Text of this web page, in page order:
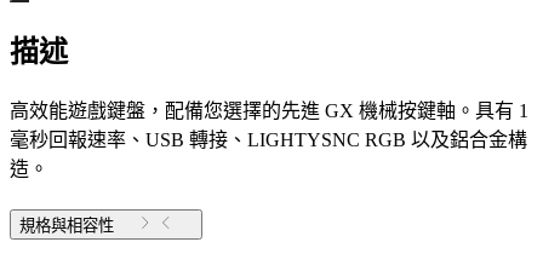
描述
高效能遊戲鍵盤，配備您選擇的先進 GX 機械按鍵軸。具有 1
毫秒回報速率、USB 轉接、LIGHTYSNC RGB 以及鋁合金構
造。
規格與相容性